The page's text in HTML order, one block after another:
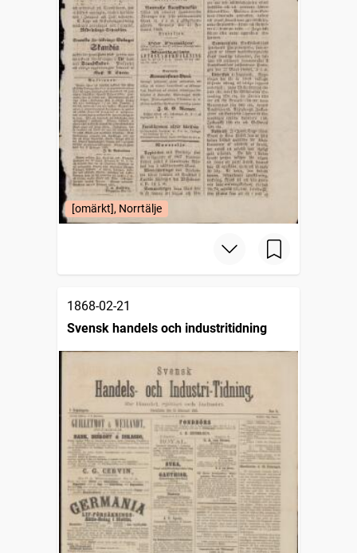
[omärkt], Norrtälje
1868-02-21
Svensk handels och industritidning